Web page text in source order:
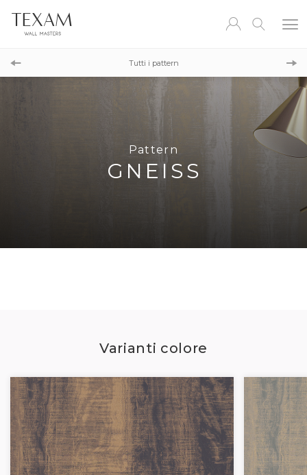
Tutti i pattern
Pattern
GNEISS
Varianti colore